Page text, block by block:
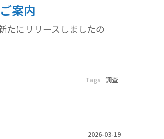
案内
たにリリースしましたの
Tags 調査
2026-03-19